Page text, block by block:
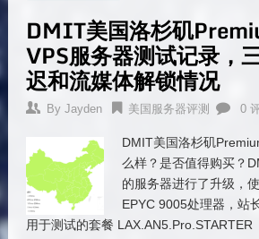
DMIT美国洛杉矶
VPS服务器测试记录，
迟和流媒体解锁情况
By Jayden 美国服务器评测 0
DMIT美国洛杉矶
么样？是否值得购买？
的服务器进行了升级，
EPYC 9005处理器，站
用于测试的套餐 LAX.AN5.Pro.STARTER